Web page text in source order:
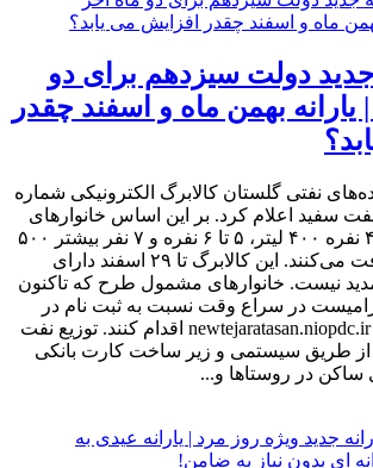
جدید دولت سیزدهم برای دو
بهمن ماه و اسفند چقدر
نفتی گلستان کالابرگ الکترونیکی شماره
نفت سفید اعلام کرد. بر این اساس خانوار‌های
یک تا دو نفره و ۳ تا ۴ نفره ۴۰۰ لیتر، ۵ تا ۶ نفره و ۷ نفر بیشتر ۵۰۰
لیتر نفت سفید دریافت می‌کنند. این کالابرگ تا ۲۹ اسفند دارای
تمدید نیست. خانوار‌های مشمول طرح که تاکنون
در سراع وقت نسبت به ثبت نام در
سامانه جدید تجارت newtejaratasan.niopdc.ir اقدام کنند. توزیع نفت
از طریق سیستمی و زیر ساخت کارت بانکی
ساکن در روستا‌ها و...